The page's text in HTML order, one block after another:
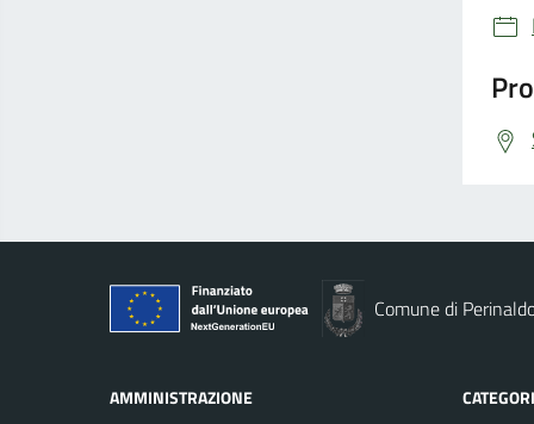
Comune di
AMMINISTRAZIONE